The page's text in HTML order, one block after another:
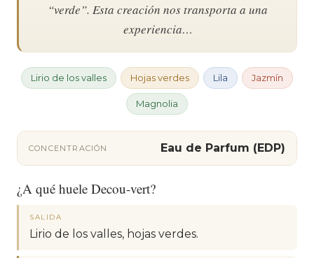
“verde”. Esta creación nos transporta a una
experiencia…
Lirio de los valles Hojas verdes Lila Jazmín
Magnolia
CONCENTRACIÓN Eau de Parfum (EDP)
¿A qué huele Decou-vert?
SALIDA
Lirio de los valles, hojas verdes.